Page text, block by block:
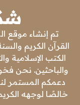
تم إنشاء موقع
القرآن الكريم
الكتب الإسلامية
والباحثين. نحن
دعمكم المستمر
خالصًا لوجهه